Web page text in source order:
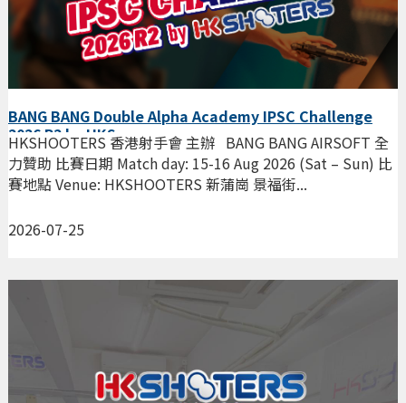
BANG BANG Double Alpha Academy IPSC Challenge
2026 R2 by HKS
2026-07-25
HKSHOOTERS 香港射手會 主辦 BANG BANG AIRSOFT 全
力贊助 比賽日期 Match day: 15-16 Aug 2026 (Sat – Sun) 比
賽地點 Venue: HKSHOOTERS 新蒲崗 景福街...